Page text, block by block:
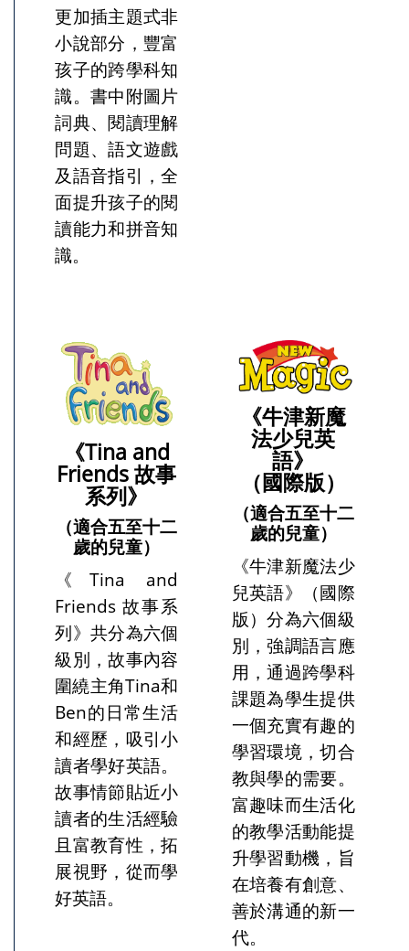
更加插主題式非
小說部分，豐富
孩子的跨學科知
識。書中附圖片
詞典、閱讀理解
問題、語文遊戲
及語音指引，全
面提升孩子的閱
讀能力和拼音知
識。
《Tina and
Friends 故事
系列》
（適合五至十二
歲的兒童）
《Tina and
Friends 故事系
列》共分為六個
級別，故事內容
圍繞主角Tina和
Ben的日常生活
和經歷，吸引小
讀者學好英語。
故事情節貼近小
讀者的生活經驗
且富教育性，拓
展視野，從而學
好英語。
《牛津新魔
法少兒英
語》
（國際版）
（適合五至十二
歲的兒童）
《牛津新魔法少
兒英語》（國際
版）分為六個級
別，強調語言應
用，通過跨學科
課題為學生提供
一個充實有趣的
學習環境，切合
教與學的需要。
富趣味而生活化
的教學活動能提
升學習動機，旨
在培養有創意、
善於溝通的新一
代。